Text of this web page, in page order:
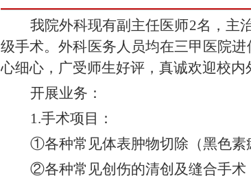
我院外科现有副主任医师2名，主
级手术。外科医务人员均在三甲医院
心细心，广受师生好评，真诚欢迎校内
开展业务：
1.手术项目：
①各种常见体表肿物切除 （黑色
②各种常见创伤的清创及缝合手术